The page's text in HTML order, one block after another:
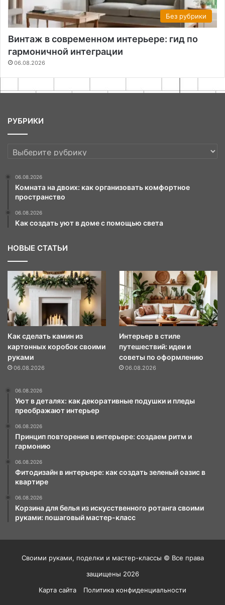
Без рубрики
Винтаж в современном интерьере: гид по
гармоничной интеграции
06.08.2026
РУБРИКИ
РУБРИКИ
06.08.2026
Комната на двоих: как организовать комфортное
пространство
06.08.2026
Как создать уют в доме с помощью света
НОВЫЕ СТАТЬИ
Как сделать камин из
картонных коробок своими
руками
06.08.2026
Интерьер в стиле
путешествий: идеи и
советы по оформлению
06.08.2026
06.08.2026
Уют в деталях: как декоративные подушки и пледы
преображают интерьер
06.08.2026
Принцип повторения в интерьере: создаем ритм и
гармонию
06.08.2026
Фитодизайн в интерьере: как создать зеленый оазис в
квартире
06.08.2026
Корзина для белья из искусственного ротанга своими
руками: пошаговый мастер-класс
Своими руками, поделки и мастер-классы © Все права
защищены 2026
Карта сайта
Политика конфиденциальности